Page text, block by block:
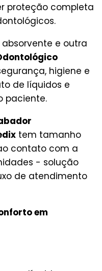
proteção completa
e outra
higiene e
de líquidos e
paciente.
tem tamanho
contato com a
- solução
de atendimento
em